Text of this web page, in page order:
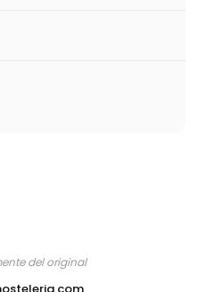
del original